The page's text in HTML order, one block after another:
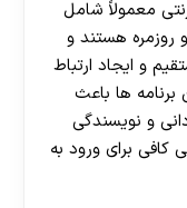
معمولاً شامل
روزمره هستند و
و ایجاد ارتباط
ها باعث
و نویسندگی
برای ورود به